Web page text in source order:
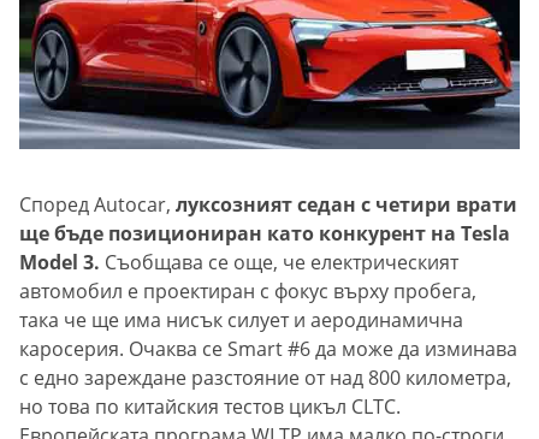
Според Autocar, луксозният седан с четири врати
ще бъде позициониран като конкурент на Tesla
Model 3. Съобщава се още, че електрическият
автомобил е проектиран с фокус върху пробега,
така че ще има нисък силует и аеродинамична
каросерия. Очаква се Smart #6 да може да изминава
с едно зареждане разстояние от над 800 километра,
но това по китайския тестов цикъл CLTC.